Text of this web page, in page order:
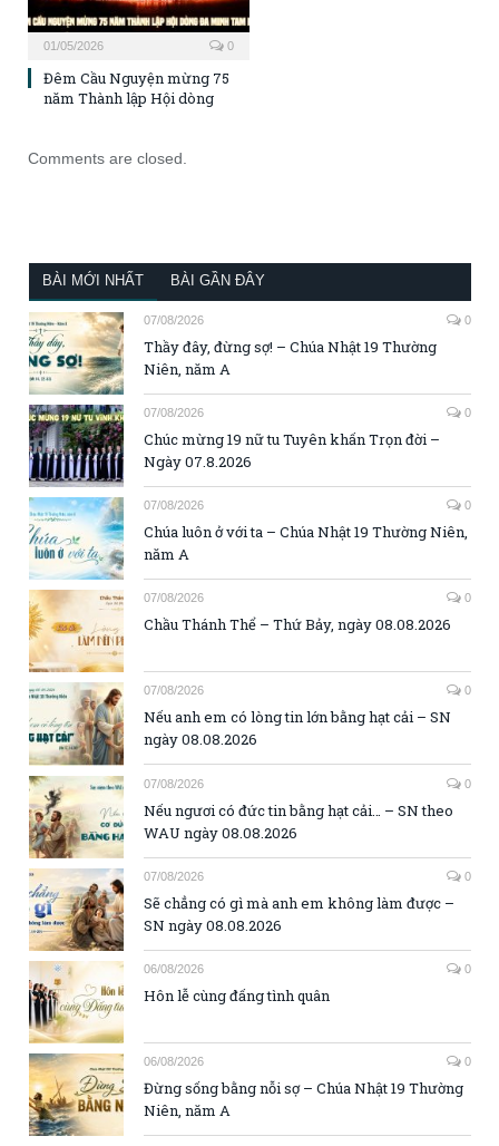
01/05/2026 0
Đêm Cầu Nguyện mừng 75
năm Thành lập Hội dòng
Comments are closed.
BÀI MỚI NHẤT BÀI GẦN ĐÂY
07/08/2026 0
Thầy đây, đừng sợ! – Chúa Nhật 19 Thường
Niên, năm A
07/08/2026 0
Chúc mừng 19 nữ tu Tuyên khấn Trọn đời –
Ngày 07.8.2026
07/08/2026 0
Chúa luôn ở với ta – Chúa Nhật 19 Thường Niên,
năm A
07/08/2026 0
Chầu Thánh Thể – Thứ Bảy, ngày 08.08.2026
07/08/2026 0
Nếu anh em có lòng tin lớn bằng hạt cải – SN
ngày 08.08.2026
07/08/2026 0
Nếu ngươi có đức tin bằng hạt cải… – SN theo
WAU ngày 08.08.2026
07/08/2026 0
Sẽ chẳng có gì mà anh em không làm được –
SN ngày 08.08.2026
06/08/2026 0
Hôn lễ cùng đấng tình quân
06/08/2026 0
Đừng sống bằng nỗi sợ – Chúa Nhật 19 Thường
Niên, năm A